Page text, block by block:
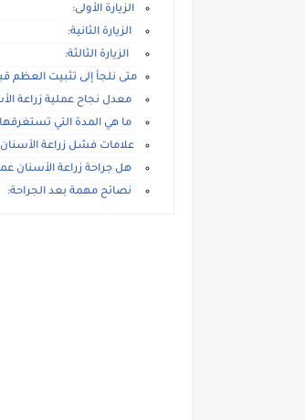
الزيارة الأولى:
الزيارة الثانية:
الزيارة الثالثة:
متى نلجأ إلى تثبيت العظم
معدل نجاح عملية زراعة
ما هي المدة التي
علامات فشل زراعة
هل جراحة زراعة الأسنان
نصائح مهمة بعد الجراحة: